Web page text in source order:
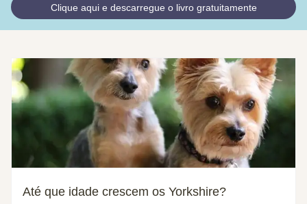
Clique aqui e descarregue o livro gratuitamente
Até que idade crescem os Yorkshire?